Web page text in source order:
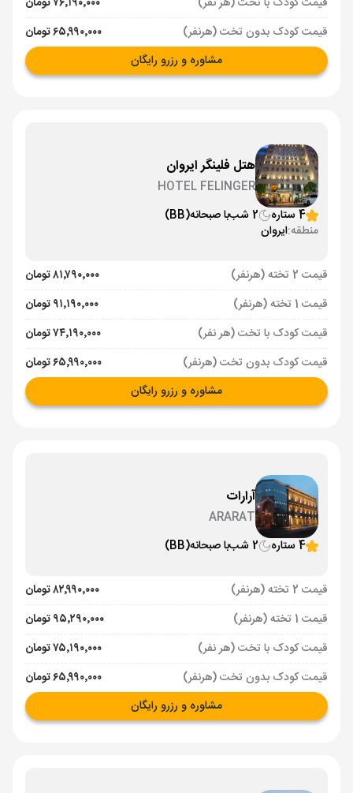
قیمت کودک بدون تخت (هرنفر)
۶۵٬۹۹۰٬۰۰۰ تومان
مشاوره و رزرو رایگان
هتل فلینگر ایروان
HOTEL FELINGER
4 ستاره
2 شب با صبحانه(BB)
منطقه:ایروان
قیمت 2 تخته (هرنفر)
۸۱٬۷۹۰٬۰۰۰ تومان
قیمت 1 تخته (هرنفر)
۹۱٬۱۹۰٬۰۰۰ تومان
قیمت کودک با تخت (هر نفر)
۷۴٬۱۹۰٬۰۰۰ تومان
قیمت کودک بدون تخت (هرنفر)
۶۵٬۹۹۰٬۰۰۰ تومان
مشاوره و رزرو رایگان
آرارات
ARARAT
4 ستاره
2 شب با صبحانه(BB)
قیمت 2 تخته (هرنفر)
۸۲٬۹۹۰٬۰۰۰ تومان
قیمت 1 تخته (هرنفر)
۹۵٬۲۹۰٬۰۰۰ تومان
قیمت کودک با تخت (هر نفر)
۷۵٬۱۹۰٬۰۰۰ تومان
قیمت کودک بدون تخت (هرنفر)
۶۵٬۹۹۰٬۰۰۰ تومان
مشاوره و رزرو رایگان